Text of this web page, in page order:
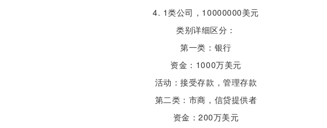
4. 1类公司，10000000美元
类别详细区分：
第一类：银行
资金：1000万美元
活动：接受存款，管理存款
第二类：市商，信贷提供者
资金：200万美元